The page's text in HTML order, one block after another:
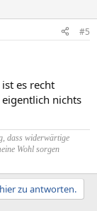
#5
es recht
nichts
dass widerwärtige
Wohl sorgen
zu antworten.